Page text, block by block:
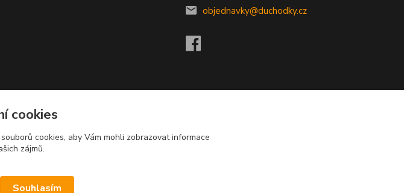
objednavky@duchodky.cz
cookies
cookies, aby Vám mohli zobrazovat informace
zájmů.
Souhlasím